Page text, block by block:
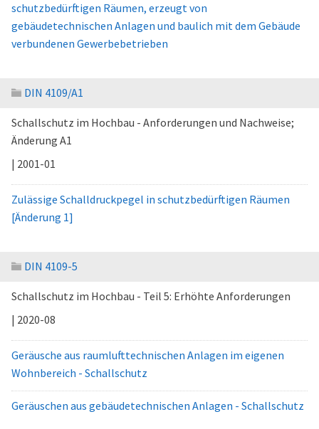
schutzbedürftigen Räumen, erzeugt von
gebäudetechnischen Anlagen und baulich mit dem Gebäude
verbundenen Gewerbebetrieben
DIN 4109/A1
Schallschutz im Hochbau - Anforderungen und Nachweise;
Änderung A1
| 2001-01
Zulässige Schalldruckpegel in schutzbedürftigen Räumen
[Änderung 1]
DIN 4109-5
Schallschutz im Hochbau - Teil 5: Erhöhte Anforderungen
| 2020-08
Geräusche aus raumlufttechnischen Anlagen im eigenen
Wohnbereich - Schallschutz
Geräuschen aus gebäudetechnischen Anlagen - Schallschutz